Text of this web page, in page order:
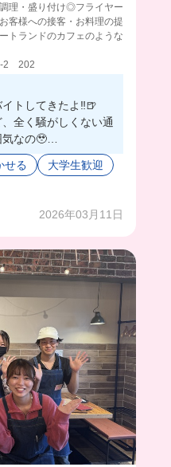
理・盛り付け◎フライヤー
客様への接客・お料理の提
トランドのカフェのような
2 202
トしてきたよ‼️🍺
全く騒がしくない通
気なの🥹
！っていう感じがス
だけど、先輩はみん
けそう🤤💖
せる
大学生歓迎
2026年03月11日